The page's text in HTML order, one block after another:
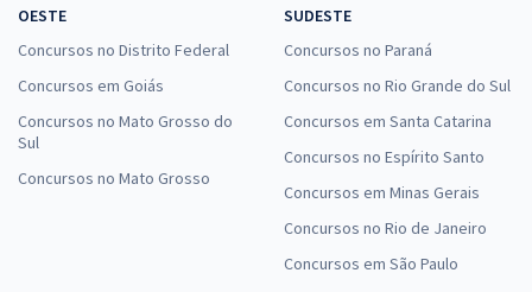
OESTE
Concursos no Distrito Federal
Concursos em Goiás
Concursos no Mato Grosso do
Sul
Concursos no Mato Grosso
SUDESTE
Concursos no Paraná
Concursos no Rio Grande do Sul
Concursos em Santa Catarina
Concursos no Espírito Santo
Concursos em Minas Gerais
Concursos no Rio de Janeiro
Concursos em São Paulo